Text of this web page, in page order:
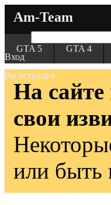
Am-Team
Вход
Регистрация
GTA 5 GTA 4
На сайте
свои
или быть